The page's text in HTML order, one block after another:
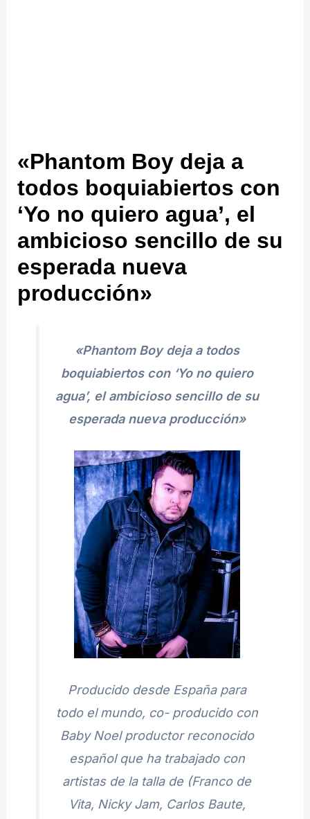
«Phantom Boy deja a
todos boquiabiertos con
‘Yo no quiero agua’, el
ambicioso sencillo de su
esperada nueva
producción»
«Phantom Boy deja a todos
boquiabiertos con ‘Yo no quiero
agua’, el ambicioso sencillo de su
esperada nueva producción»
Producido desde España para
todo el mundo, co- producido con
Baby Noel productor reconocido
español que ha trabajado con
artistas de la talla de (Franco de
Vita, Nicky Jam, Carlos Baute,